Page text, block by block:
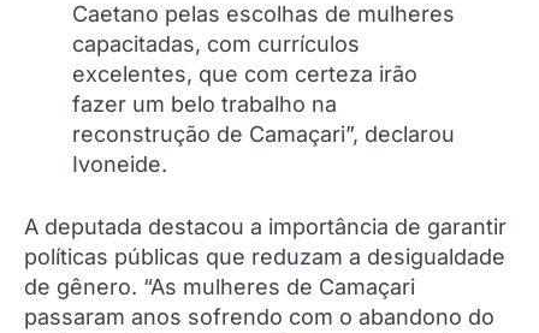
Caetano pelas escolhas de mulheres
capacitadas, com currículos
excelentes, que com certeza irão
fazer um belo trabalho na
reconstrução de Camaçari”, declarou
Ivoneide.
A deputada destacou a importância de garantir
políticas públicas que reduzam a desigualdade
de gênero. “As mulheres de Camaçari
passaram anos sofrendo com o abandono do